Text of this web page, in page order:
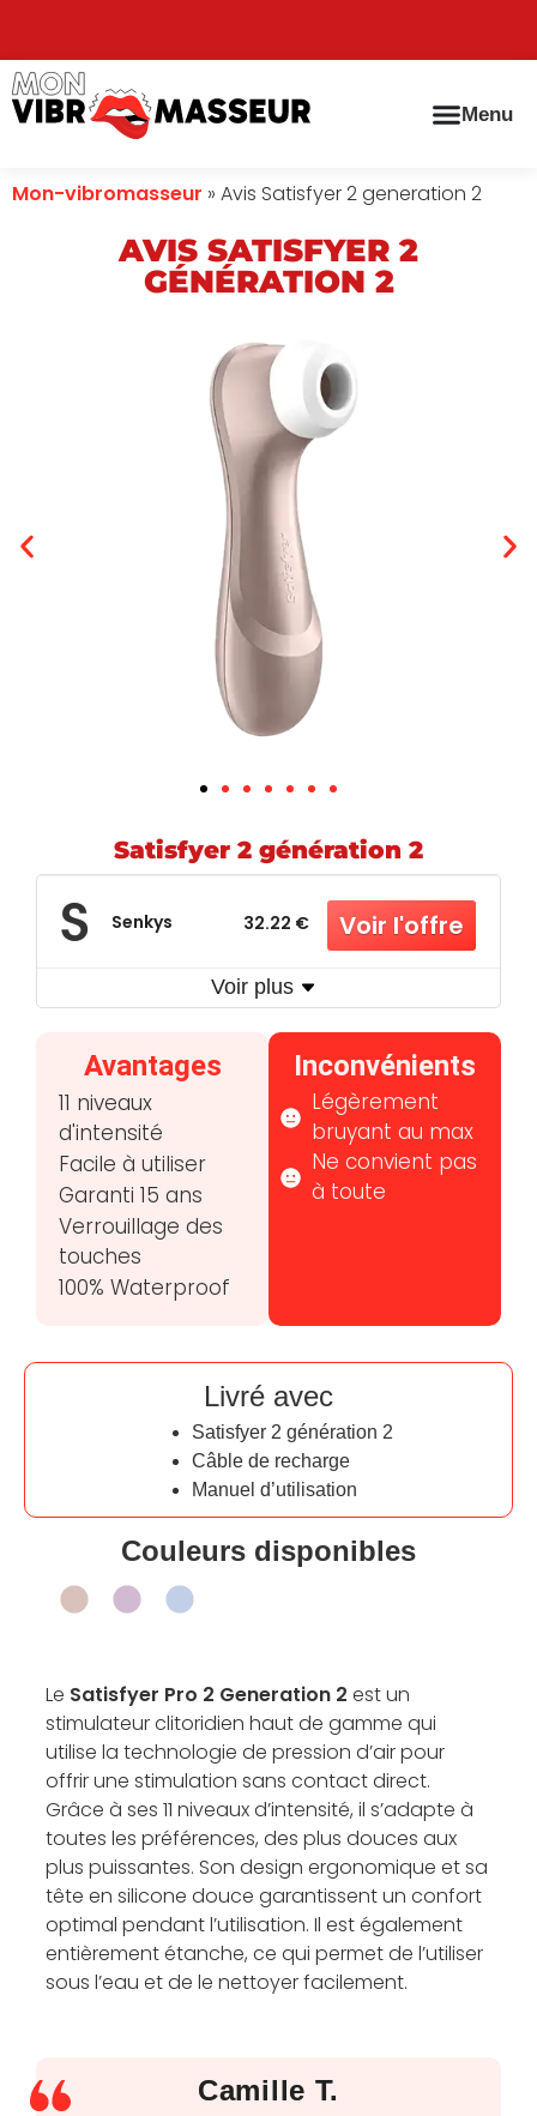
Menu
Mon-vibromasseur » Avis Satisfyer 2 generation 2
AVIS SATISFYER 2
GÉNÉRATION 2
Satisfyer 2 génération 2
Avantages
11 niveaux
d'intensité
Facile à utiliser
Garanti 15 ans
Verrouillage des
touches
100% Waterproof
Inconvénients
Légèrement
bruyant au max
Ne convient pas
à toute
Senkys 32.22 €
Voir plus
Livré avec
Satisfyer 2 génération 2
Câble de recharge
Manuel d’utilisation
Couleurs disponibles
Le Satisfyer Pro 2 Generation 2 est un
stimulateur clitoridien haut de gamme qui
utilise la technologie de pression d’air pour
offrir une stimulation sans contact direct.
Grâce à ses 11 niveaux d’intensité, il s’adapte à
toutes les préférences, des plus douces aux
plus puissantes. Son design ergonomique et sa
tête en silicone douce garantissent un confort
optimal pendant l’utilisation. Il est également
entièrement étanche, ce qui permet de l’utiliser
sous l’eau et de le nettoyer facilement.
Camille T.